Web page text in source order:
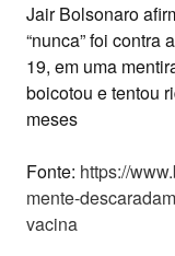
Jair Bolsonaro
“nunca” foi contra
19, em uma
boicotou e tentou
meses
Fonte: https://
mente-
vacina